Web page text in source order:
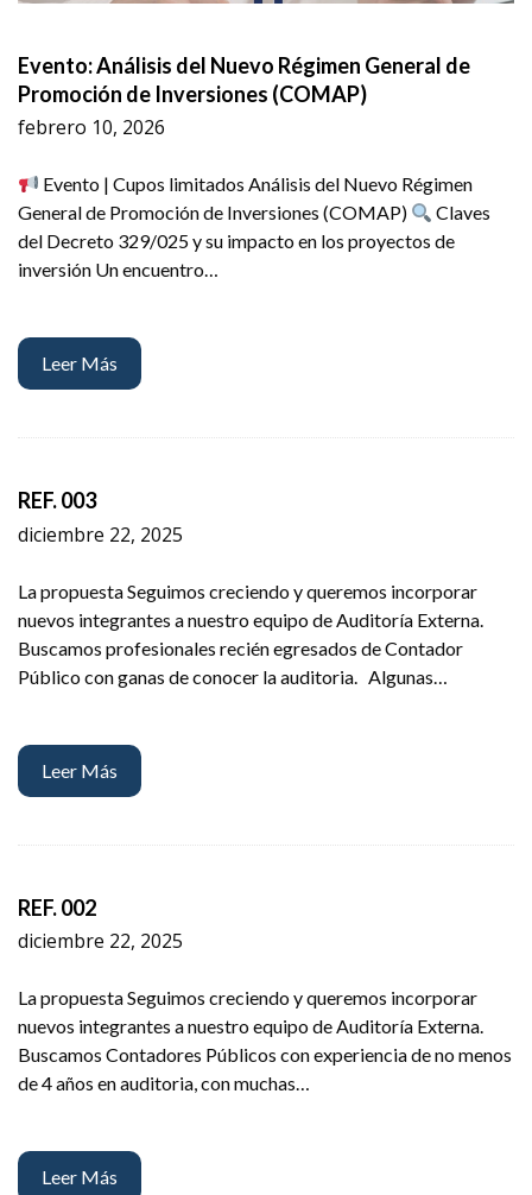
Evento: Análisis del Nuevo Régimen General de
Promoción de Inversiones (COMAP)
febrero 10, 2026
Evento | Cupos limitados Análisis del Nuevo Régimen
General de Promoción de Inversiones (COMAP)
Claves
del Decreto 329/025 y su impacto en los proyectos de
inversión Un encuentro…
Leer Más
REF. 003
diciembre 22, 2025
La propuesta Seguimos creciendo y queremos incorporar
nuevos integrantes a nuestro equipo de Auditoría Externa.
Buscamos profesionales recién egresados de Contador
Público con ganas de conocer la auditoria. Algunas…
Leer Más
REF. 002
diciembre 22, 2025
La propuesta Seguimos creciendo y queremos incorporar
nuevos integrantes a nuestro equipo de Auditoría Externa.
Buscamos Contadores Públicos con experiencia de no menos
de 4 años en auditoria, con muchas…
Leer Más